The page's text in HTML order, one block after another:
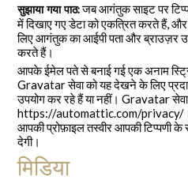
सुझाया गया पाठ:जब आगंतुक साइट पर
में दिखाए गए डेटा को एकत्रित करते हैं,
लिए आगंतुक का आईपी पता और ब्राउज़र
करते हैं।
आपके ईमेल पते से बनाई गई एक अनाम
Gravatar सेवा को यह देखने के लिए
उपयोग कर रहे हैं या नहीं। Gravatar सेवा
https://automattic.com/privacy/।
आपकी प्रोफ़ाइल तस्वीर आपकी टिप्पणी के
देगी।
मिडिया